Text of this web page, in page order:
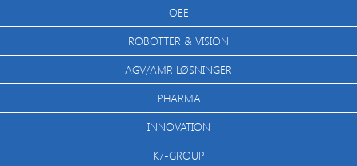
OEE
ROBOTTER & VISION
AGV/AMR LØSNINGER
PHARMA
INNOVATION
K7-GROUP